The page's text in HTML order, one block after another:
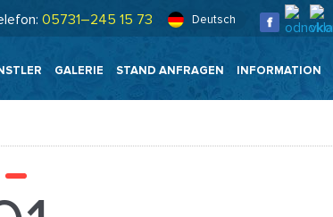
GALERIE STAND ANFRAGEN INFORMATION
05731–245 15 73 Deutsch